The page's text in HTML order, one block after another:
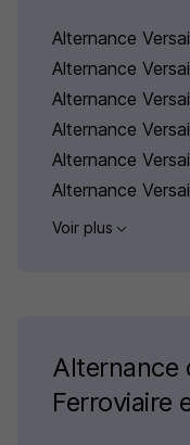
Alternance
Alternance
Alternance
Alternance
Alternance
Alternance
Voir plus
Alternance
Ferroviaire